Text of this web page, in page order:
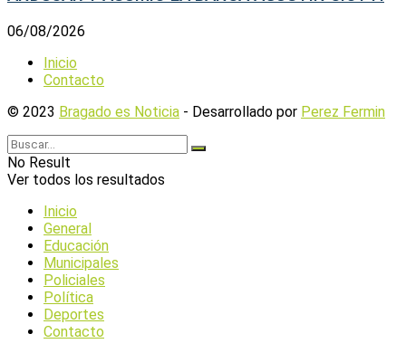
06/08/2026
Inicio
Contacto
© 2023 Bragado es Noticia - Desarrollado por Perez Fermin
No Result
Ver todos los resultados
Inicio
General
Educación
Municipales
Policiales
Política
Deportes
Contacto